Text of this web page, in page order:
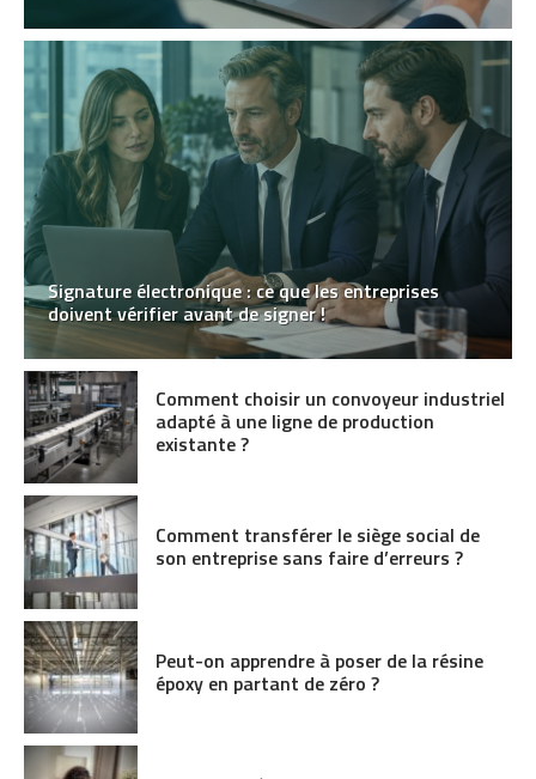
Signature électronique : ce que les entreprises
doivent vérifier avant de signer !
Comment choisir un convoyeur industriel
adapté à une ligne de production
existante ?
Comment transférer le siège social de
son entreprise sans faire d’erreurs ?
Peut-on apprendre à poser de la résine
époxy en partant de zéro ?